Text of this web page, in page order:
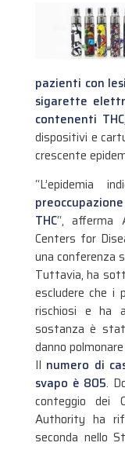
pazienti con
sigarette
contenenti THC
dispositivi e
crescente
“L’epidemia
THC“, afferma
Centers for
una conferenza
Tuttavia, ha
escludere che i
rischiosi e ha
sostanza è
danno
Il numero di
svapo è 805.
conteggio dei
Authority ha
seconda nello